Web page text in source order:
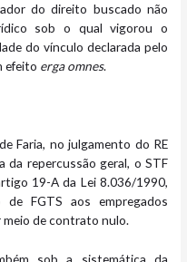
do direito buscado não
sob o qual vigorou o
do vínculo declarada pelo
efeito erga omnes.
Faria, no julgamento do RE
da repercussão geral, o STF
19-A da Lei 8.036/1990,
FGTS aos empregados
de contrato nulo.
sob a sistemática da